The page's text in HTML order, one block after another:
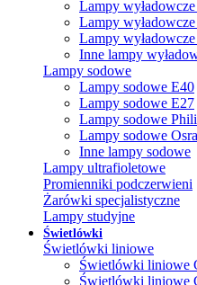
Lampy
Lampy
Lampy
Inne lampy
Lampy sodowe
Lampy sodowe E40
Lampy sodowe E27
Lampy sodowe
Lampy sodowe
Inne lampy sodowe
Lampy ultrafioletowe
Promienniki podczerwieni
Żarówki specjalistyczne
Lampy studyjne
Świetlówki
Świetlówki liniowe
Świetlówki liniowe
Świetlówki liniowe